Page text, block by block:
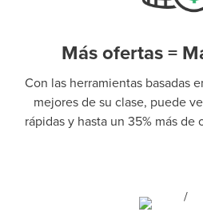
Más ofertas =
Con las herramientas basadas
mejores de su clase, puede
rápidas y hasta un 35% más de